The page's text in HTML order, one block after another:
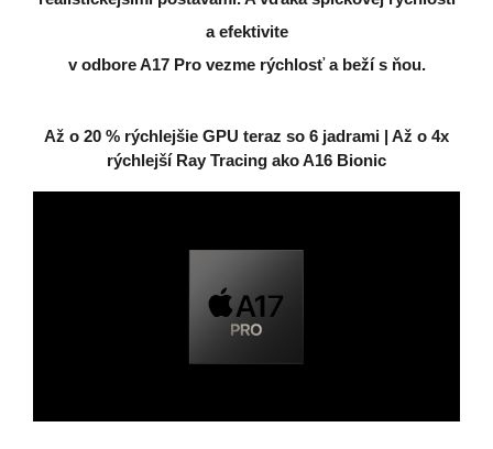
a efektivite
v odbore A17 Pro vezme rýchlosť a beží s ňou.
Až o 20 % rýchlejšie GPU teraz so 6 jadrami | Až o 4x
rýchlejší Ray Tracing ako A16 Bionic